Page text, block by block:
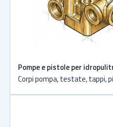
Pompe e pistole per
Corpi pompa, testate, tappi,